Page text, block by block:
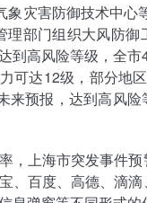
象灾害防御技术中心
部门组织大风防
到高风险等级，全
可达12级，部分地
来预报，达到高风
，上海市突发事件
、百度、高德、滴